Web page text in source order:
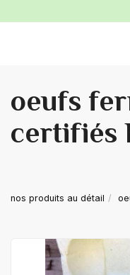
oeufs
certifiés
nos produits au détail